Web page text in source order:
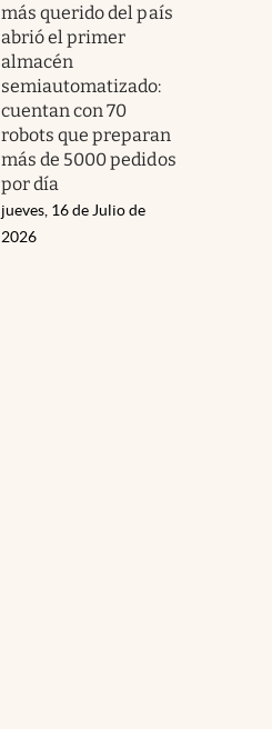
más querido del país
abrió el primer
almacén
semiautomatizado:
cuentan con 70
robots que preparan
más de 5000 pedidos
por día
jueves, 16 de Julio de
2026